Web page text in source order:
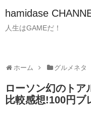
hamidase
人生はGAMEだ！
ホーム グルメネタ
ローソン幻のトア
比較感想!100円ブ